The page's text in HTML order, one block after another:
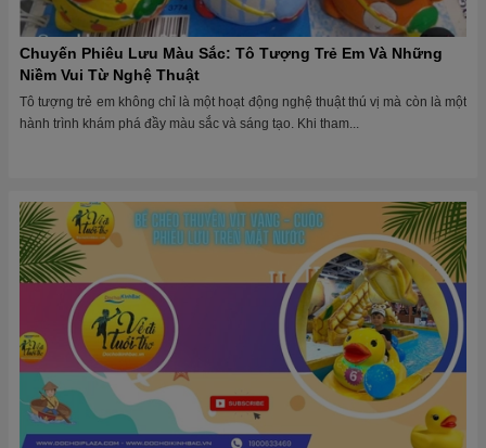
Chuyến Phiêu Lưu Màu Sắc: Tô Tượng Trẻ Em Và Những
Niềm Vui Từ Nghệ Thuật
Tô tượng trẻ em không chỉ là một hoạt động nghệ thuật thú vị mà còn là một
hành trình khám phá đầy màu sắc và sáng tạo. Khi tham...